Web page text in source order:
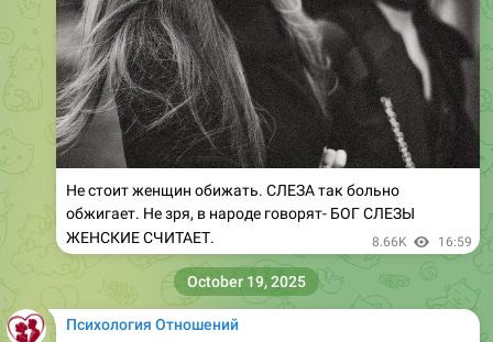
Не стоит женщин обижать. СЛЕЗА так больно
обжигает. Не зря, в народе говорят- БОГ СЛЕЗЫ
ЖЕНСКИЕ СЧИТАЕТ.
8.66K 16:59
Психология Отношений
October 19, 2025